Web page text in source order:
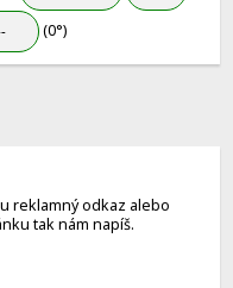
(0°)
reklamný odkaz alebo
tak nám napíš.